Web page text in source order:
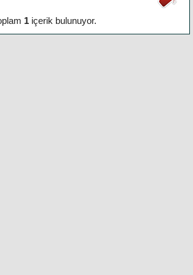
1 içerik bulunuyor.